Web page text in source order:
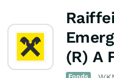
(R) A